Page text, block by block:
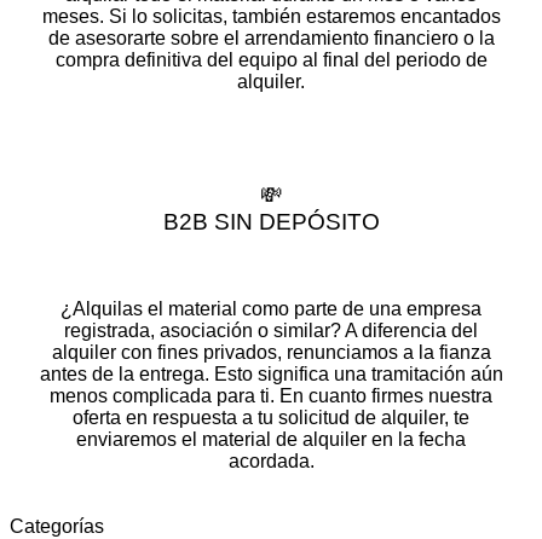
meses. Si lo solicitas, también estaremos encantados
de asesorarte sobre el arrendamiento financiero o la
compra definitiva del equipo al final del periodo de
alquiler.
💸
B2B SIN DEPÓSITO
¿Alquilas el material como parte de una empresa
registrada, asociación o similar? A diferencia del
alquiler con fines privados, renunciamos a la fianza
antes de la entrega. Esto significa una tramitación aún
menos complicada para ti. En cuanto firmes nuestra
oferta en respuesta a tu solicitud de alquiler, te
enviaremos el material de alquiler en la fecha
acordada.
Categorías